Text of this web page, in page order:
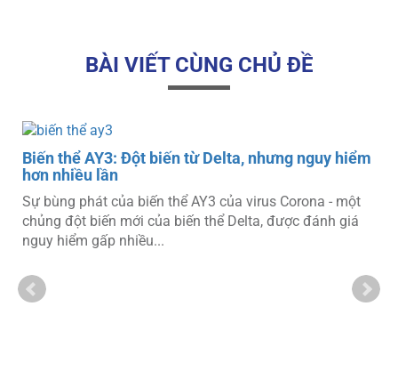
BÀI VIẾT CÙNG CHỦ ĐỀ
Biến thể AY3: Đột biến từ Delta, nhưng nguy hiểm
hơn nhiều lần
Sự bùng phát của biến thể AY3 của virus Corona - một
chủng đột biến mới của biến thể Delta, được đánh giá
nguy hiểm gấp nhiều...